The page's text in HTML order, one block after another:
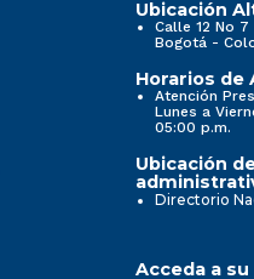
Ubicación
Calle 12 No
Bogotá -
Horarios de
Atención
Lunes a
05:00 p.m.
Ubicación
Directorio
Acceda a